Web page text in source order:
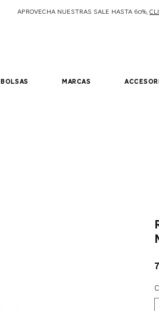
APROVECHA NUESTRAS SALE HASTA 60%,
bolsas marcas